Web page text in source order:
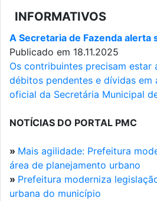
INFORMATIVOS
A Secretaria de Fazenda alerta
Publicado em 18.11.2025
Os contribuintes precisam estar
débitos pendentes e dívidas
oficial da Secretária Municipal
NOTÍCIAS DO PORTAL PMC
» Mais agilidade: Prefeitura
área de planejamento urbano
» Prefeitura moderniza
urbana do município